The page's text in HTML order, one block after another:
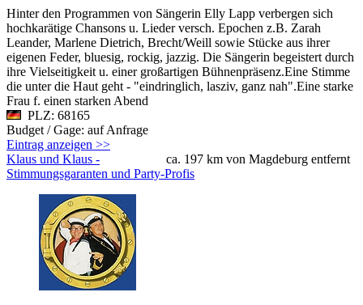
Hinter den Programmen von Sängerin Elly Lapp verbergen sich
hochkarätige Chansons u. Lieder versch. Epochen z.B. Zarah
Leander, Marlene Dietrich, Brecht/Weill sowie Stücke aus ihrer
eigenen Feder, bluesig, rockig, jazzig. Die Sängerin begeistert durch
ihre Vielseitigkeit u. einer großartigen Bühnenpräsenz.Eine Stimme
die unter die Haut geht - "eindringlich, lasziv, ganz nah".Eine starke
Frau f. einen starken Abend
PLZ: 68165
Budget / Gage: auf Anfrage
Eintrag anzeigen >>
ca. 197 km von Magdeburg entfernt
Klaus und Klaus -
Stimmungsgaranten und Party-Profis